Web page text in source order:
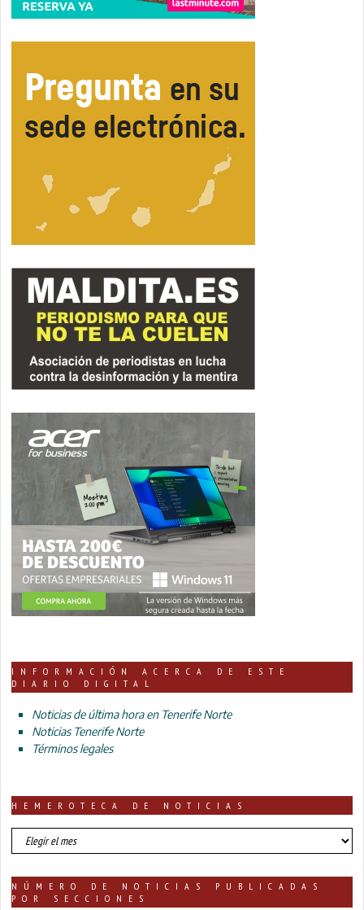
INFORMACIÓN ACERCA DE ESTE
DIARIO DIGITAL
Noticias de última hora en Tenerife Norte
Noticias Tenerife Norte
Términos legales
HEMEROTECA DE NOTICIAS
HEMEROTECA
DE
NÚMERO DE NOTICIAS PUBLICADAS
POR SECCIONES